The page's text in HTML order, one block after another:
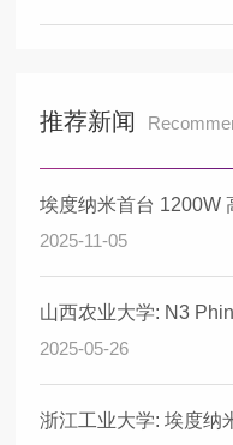
推荐新闻
2025-11-05
山西农业大学: N3
2025-05-26